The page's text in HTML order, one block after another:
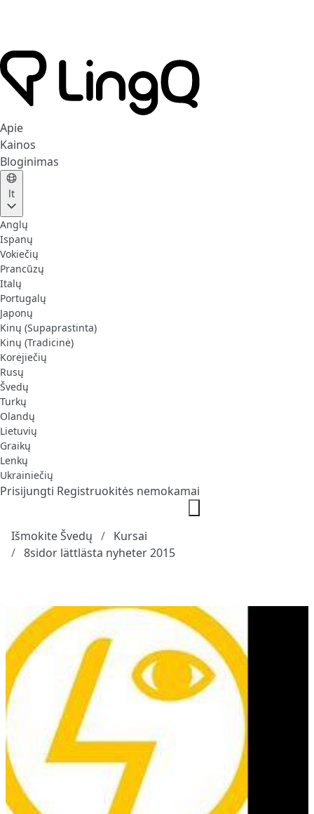
Apie
Kainos
Bloginimas
lt
Anglų
Ispanų
Vokiečių
Prancūzų
Italų
Portugalų
Japonų
Kinų (Supaprastinta)
Kinų (Tradicinė)
Korėjiečių
Rusų
Švedų
Turkų
Olandų
Lietuvių
Graikų
Lenkų
Ukrainiečių
Prisijungti Registruokitės nemokamai
Išmokite Švedų
Kursai
8sidor lättlästa nyheter 2015